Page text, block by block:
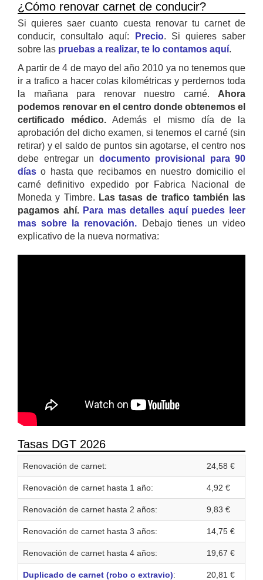
¿Cómo renovar carnet de conducir?
Si quieres saer cuanto cuesta renovar tu carnet de
conducir, consultalo aquí:
Precio. Si quieres saber
sobre las pruebas a realizar, te lo contamos aquí.
A partir de 4 de mayo del año 2010 ya no tenemos que
ir a trafico a hacer colas kilométricas y perdernos toda
la mañana para renovar nuestro carné. Ahora
podemos renovar en el centro donde obtenemos el
certificado médico. Además el mismo día de la
aprobación del dicho examen, si tenemos el carné (sin
retirar) y el saldo de puntos sin agotarse, el centro nos
debe entregar un documento provisional para 90
días o hasta que recibamos en nuestro domicilio el
carné definitivo expedido por Fabrica Nacional de
Moneda y Timbre. Las tasas de trafico también las
pagamos ahí. Para mas detalles aquí puedes leer
mas sobre la renovación. Debajo tienes un video
explicativo de la nueva normativa:
Tasas DGT 2026
Renovación de carnet: 24,58 €
Renovación de carnet hasta 1 año: 4,92 €
Renovación de carnet hasta 2 años: 9,83 €
Renovación de carnet hasta 3 años: 14,75 €
Renovación de carnet hasta 4 años: 19,67 €
Duplicado de carnet (robo o extravio): 20,81 €